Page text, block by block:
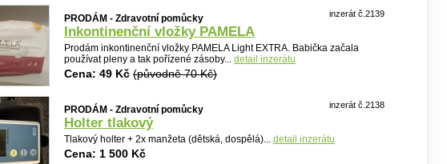
inzerát č.2139
PRODÁM - Zdravotní pomůcky
Inkontinenční vložky PAMELA
Prodám inkontinenční vložky PAMELA Light EXTRA. Babička začala
používat pleny a tak pořízené zásoby... detail inzerátu
Cena: 49 Kč (původně 70 Kč)
inzerát č.2138
PRODÁM - Zdravotní pomůcky
Holter tlakový
Tlakový holter + 2x manžeta (dětská, dospělá)... detail inzerátu
Cena: 1 500 Kč